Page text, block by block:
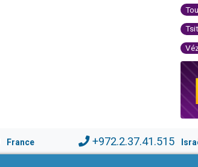
France +972.2.37.41.515